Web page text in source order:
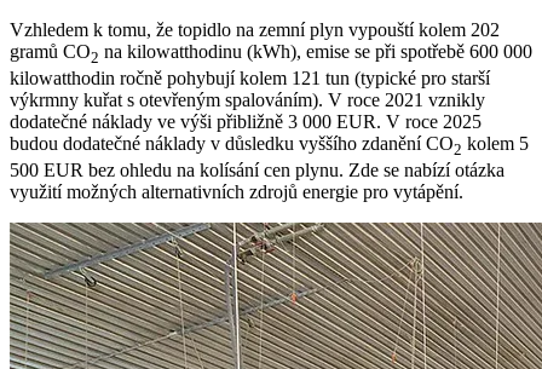
Vzhledem k tomu, že topidlo na zemní plyn vypouští kolem 202
gramů CO2 na kilowatthodinu (kWh), emise se při spotřebě 600 000
kilowatthodin ročně pohybují kolem 121 tun (typické pro starší
výkrmny kuřat s otevřeným spalováním). V roce 2021 vznikly
dodatečné náklady ve výši přibližně 3 000 EUR. V roce 2025
budou dodatečné náklady v důsledku vyššího zdanění CO2 kolem 5
500 EUR bez ohledu na kolísání cen plynu. Zde se nabízí otázka
využití možných alternativních zdrojů energie pro vytápění.